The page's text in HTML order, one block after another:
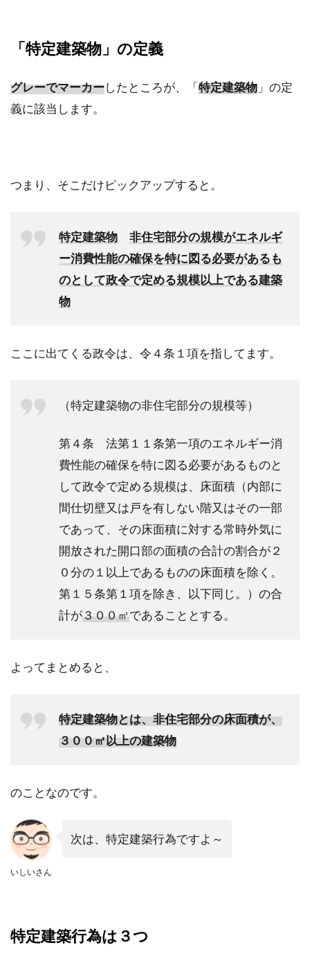
「特定建築物」の定義
グレーでマーカーしたところが、「特定建築物 」の定
義に該当します。
つまり、そこだけピックアップすると。
特定建築物
非住宅部分の規模がエネルギ
ー消費性能の確保を特に図る必要があるも
のとして政令で定める規模以上である建築
物
ここに出てくる政令は、令４条１項を指してます。
（特定建築物の非住宅部分の規模等）
第４条 法第１１条第一項のエネルギー消
費性能の確保を特に図る必要があるものと
して政令で定める規模は、床面積（内部に
間仕切壁又は戸を有しない階又はその一部
であって、その床面積に対する常時外気に
開放された開口部の面積の合計の割合が２
０分の１以上であるものの床面積を除く。
第１５条第１項を除き、以下同じ。）の合
計が３００㎡であることとする。
よってまとめると、
特定建築物とは、非住宅部分の床面積が、
３００㎡以上の建築物
のことなのです。
いしいさん
次は、特定建築行為ですよ～
特定建築行為は３つ